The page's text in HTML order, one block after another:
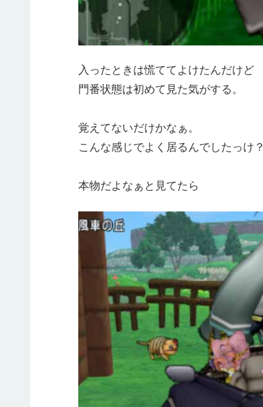
入ったときは慌ててよけたんだけど
門番状態は初めて見た気がする。
覚えてないだけかなぁ。
こんな感じでよく居るんでしたっけ？
本物だよなぁと見てたら